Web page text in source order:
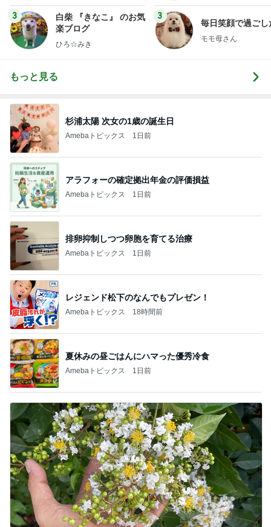
3
白柴 『きなこ』 のお気
楽ブログ
ひろ☆みき
3
毎日笑顔で過ごし
モモ母さん
もっと見る
杉浦太陽 次女の1歳の誕生日
Amebaトピックス 1日前
アラフォーの確定拠出年金の評価損益
Amebaトピックス 1日前
排卵抑制しつつ卵胞を育てる治療
Amebaトピックス 1日前
レジェンド松下のなんでもプレゼン！
Amebaトピックス 18時間前
夏休みの昼ごはんにハマった優秀冷食
Amebaトピックス 1日前